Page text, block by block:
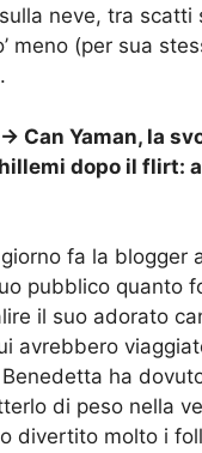
neve, tra scatti
meno (per sua
> Can Yaman, la
dopo il flirt:
fa la blogger
pubblico quanto
il suo adorato
avrebbero
ha
di peso nella
divertito molto i